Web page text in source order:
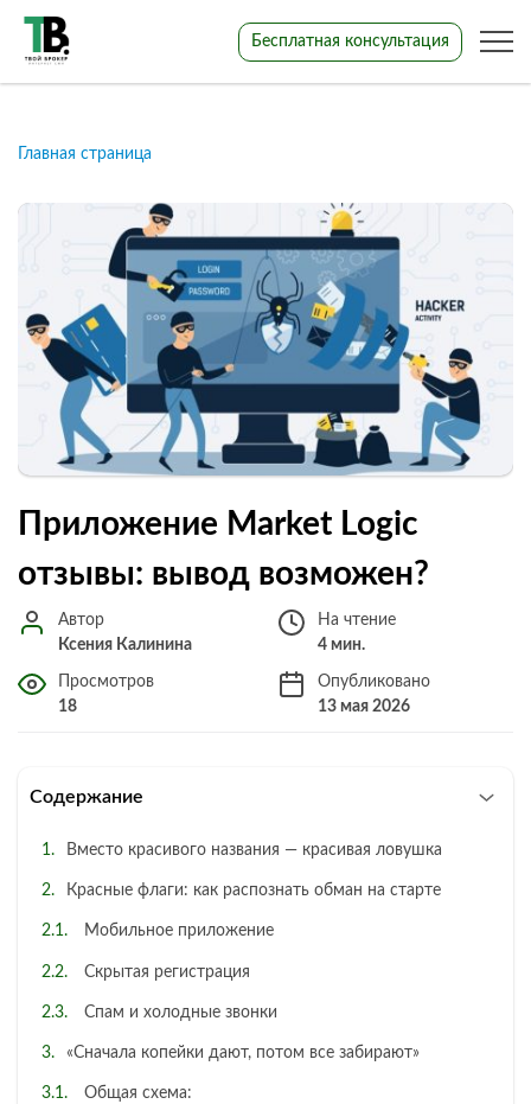
Бесплатная консультация
Главная страница
Приложение Market Logic
отзывы: вывод возможен?
Автор
Ксения Калинина
На чтение
4 мин.
Просмотров
18
Опубликовано
13 мая 2026
Содержание
Вместо красивого названия — красивая ловушка
Красные флаги: как распознать обман на старте
Мобильное приложение
Скрытая регистрация
Спам и холодные звонки
«Сначала копейки дают, потом все забирают»
Общая схема: